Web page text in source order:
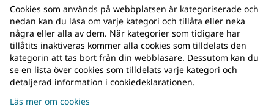
SeelandChaser Jacka!
Upptäck mångsidigheten hos vår Chaser Jacka, en pålitlig
Cookies som används på webbplatsen är kategoriserade och
nedan kan du läsa om varje kategori och tillåta eller neka
några eller alla av dem. När kategorier som tidigare har
tillåtits inaktiveras kommer alla cookies som tilldelats den
kategorin att tas bort från din webbläsare. Dessutom kan du
se en lista över cookies som tilldelats varje kategori och
detaljerad information i cookiedeklarationen.
Läs mer om cookies